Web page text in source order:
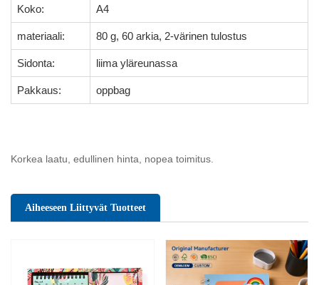
Koko: A4
materiaali: 80 g, 60 arkia, 2-värinen tulostus
Sidonta: liima yläreunassa
Pakkaus: oppbag
Korkea laatu, edullinen hinta, nopea toimitus.
Aiheeseen Liittyvät Tuotteet